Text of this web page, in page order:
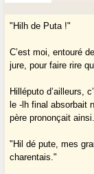
"Hilh de Puta !"
C’est moi, entouré
jure, pour faire rire
Hilléputo d’ailleurs,
le -lh final absorbait
père prononçait ainsi.
"Hil dé pute, mes
charentais."